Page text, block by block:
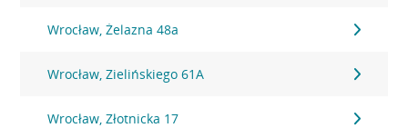
Wrocław, Żelazna 48a
Wrocław, Zielińskiego 61A
Wrocław, Złotnicka 17